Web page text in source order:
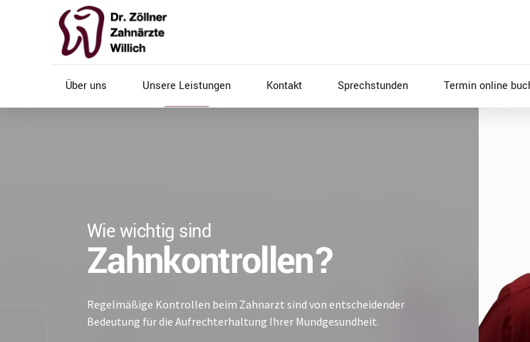
Über uns Unsere Leistungen Kontakt Sprechstunden Termin online
Wie wichtig sind
Zahnkontrollen?
Regelmäßige Kontrollen beim Zahnarzt sind von entscheidender
Bedeutung für die Aufrechterhaltung Ihrer Mundgesundheit.